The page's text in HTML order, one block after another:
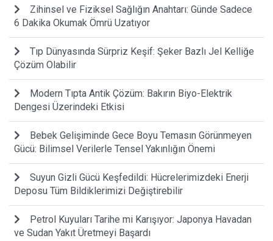
Zihinsel ve Fiziksel Sağlığın Anahtarı: Günde Sadece
6 Dakika Okumak Ömrü Uzatıyor
Tıp Dünyasında Sürpriz Keşif: Şeker Bazlı Jel Kelliğe
Çözüm Olabilir
Modern Tıpta Antik Çözüm: Bakırın Biyo-Elektrik
Dengesi Üzerindeki Etkisi
Bebek Gelişiminde Gece Boyu Temasın Görünmeyen
Gücü: Bilimsel Verilerle Tensel Yakınlığın Önemi
Suyun Gizli Gücü Keşfedildi: Hücrelerimizdeki Enerji
Deposu Tüm Bildiklerimizi Değiştirebilir
Petrol Kuyuları Tarihe mi Karışıyor: Japonya Havadan
ve Sudan Yakıt Üretmeyi Başardı